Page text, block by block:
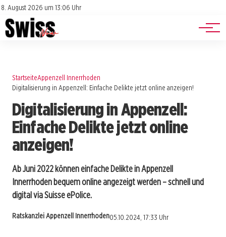
8. August 2026 um 13:06 Uhr
Impressum
Datenschutz
Jobs
Events
StartseiteAppenzell Innerrhoden
Digitalisierung in Appenzell: Einfache Delikte jetzt online anzeigen!
Digitalisierung in Appenzell:
Einfache Delikte jetzt online
anzeigen!
Ab Juni 2022 können einfache Delikte in Appenzell
Innerrhoden bequem online angezeigt werden – schnell und
digital via Suisse ePolice.
Ratskanzlei Appenzell Innerrhoden05.10.2024, 17:33 Uhr